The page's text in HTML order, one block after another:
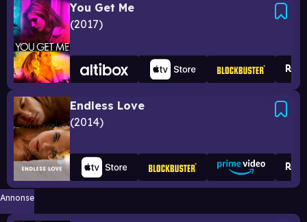
You Get Me
2017
Endless Love
2014
Annonse